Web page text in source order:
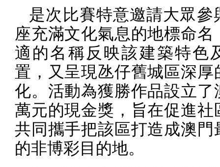
是次比賽特意邀請大眾參
座充滿文化氣息的地標命名
適的名稱反映該建築特色
置，又呈現氹仔舊城區深厚
化。活動為獲勝作品設立了
萬元的現金獎，旨在促進社
共同攜手把該區打造成澳門
的非博彩目的地。